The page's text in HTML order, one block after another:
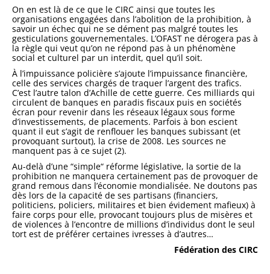
On en est là de ce que le CIRC ainsi que toutes les
organisations engagées dans l’abolition de la prohibition, à
savoir un échec qui ne se dément pas malgré toutes les
gesticulations gouvernementales. L’OFAST ne dérogera pas à
la règle qui veut qu’on ne répond pas à un phénomène
social et culturel par un interdit, quel qu’il soit.
À l’impuissance policière s’ajoute l’impuissance financière,
celle des services chargés de traquer l’argent des trafics.
C’est l’autre talon d’Achille de cette guerre. Ces milliards qui
circulent de banques en paradis fiscaux puis en sociétés
écran pour revenir dans les réseaux légaux sous forme
d’investissements, de placements. Parfois à bon escient
quant il eut s’agit de renflouer les banques subissant (et
provoquant surtout), la crise de 2008. Les sources ne
manquent pas à ce sujet (2).
Au-delà d’une “simple“ réforme législative, la sortie de la
prohibition ne manquera certainement pas de provoquer de
grand remous dans l’économie mondialisée. Ne doutons pas
dès lors de la capacité de ses partisans (financiers,
politiciens, policiers, militaires et bien évidement mafieux) à
faire corps pour elle, provocant toujours plus de misères et
de violences à l’encontre de millions d’individus dont le seul
tort est de préférer certaines ivresses à d’autres…
Fédération des CIRC